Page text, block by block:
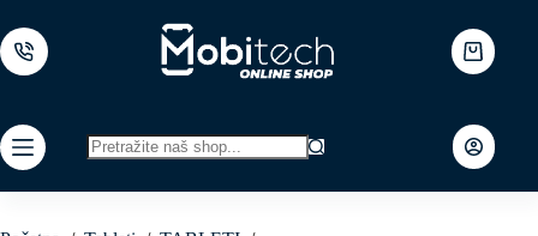
to
content
Shopping
cart
results